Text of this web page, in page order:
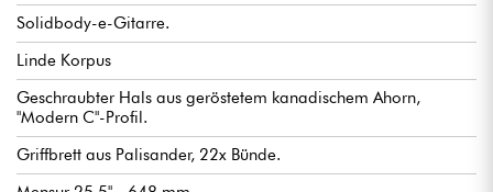
Solidbody-e-Gitarre.
Linde Korpus
Geschraubter Hals aus geröstetem kanadischem Ahorn,
"Modern C"-Profil.
Griffbrett aus Palisander, 22x Bünde.